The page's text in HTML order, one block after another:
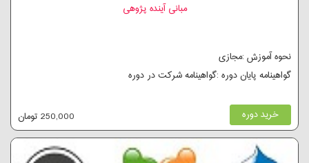
مبانی آینده پژوهی
نحوه آموزش :مجازی
گواهینامه پایان دوره :گواهینامه شرکت در دوره
خرید دوره 250,000 تومان